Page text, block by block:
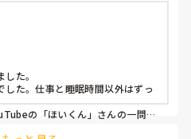
かと？不安です。
た。社会福祉に児童福祉が全滅
多く合格科目増やす事に集中
格したいのが本音です。みな
ると幸いです。
での心身ともに限界なときに支
た。
した。仕事と睡眠時間以外はずっ
の「ほいくん」さんの一問一